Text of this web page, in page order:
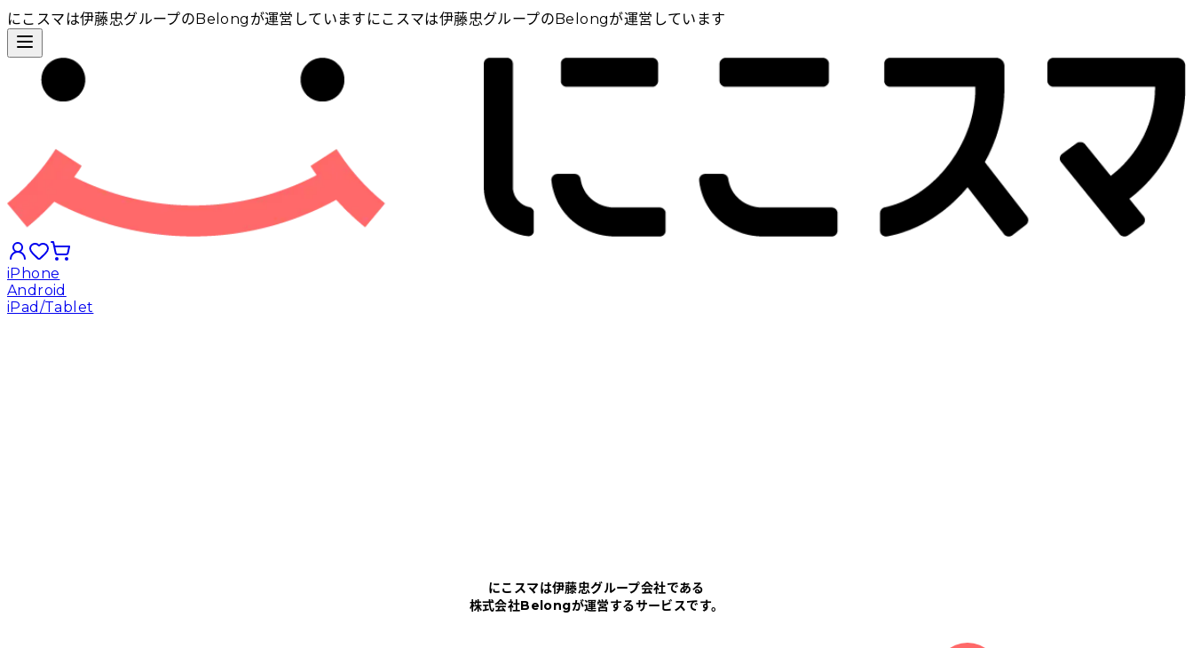
にこスマは伊藤忠グループのBelongが運営しています にこスマは伊藤忠グループのBelongが運営しています
iPhone
Android
iPad/Tablet
にこスマは伊藤忠グループ会社である
株式会社Belongが運営するサービスです。